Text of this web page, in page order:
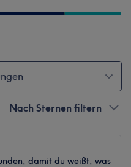
Nach Sternen filtern
damit du weißt, was